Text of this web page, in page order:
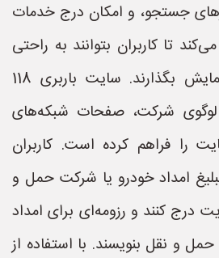
جستجو، و امکان درج خدمات
تا کاربران بتوانند به راحتی
تبلیغات خود را به نمایش بگذارند. سایت باربری 118
شرکت، صفحات شبکه‌های
را فراهم کرده است. کاربران
امداد خودرو یا شرکت حمل و
درج کنند و رزومه‌ای برای امداد
و نقل بنویسند. با استفاده از